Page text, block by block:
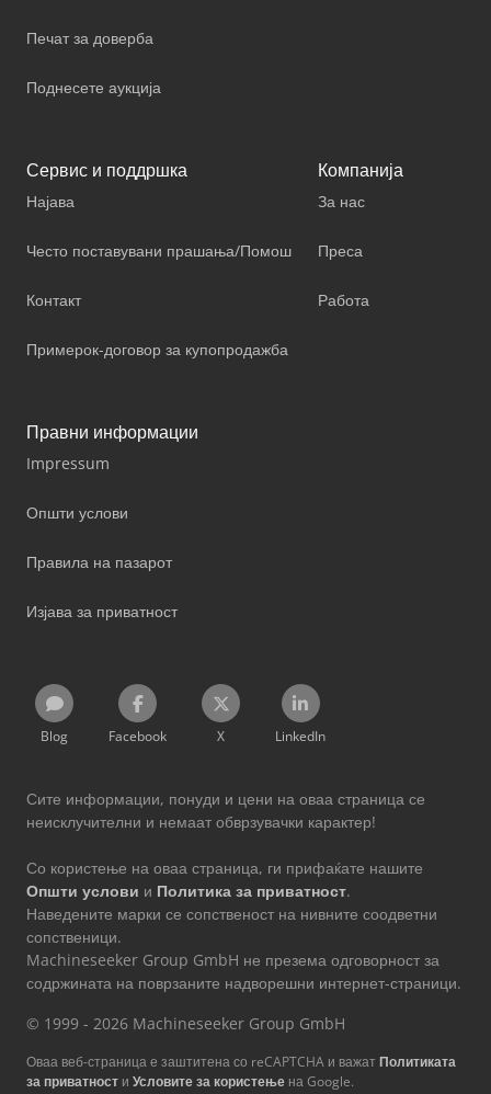
Печат за доверба
Поднесете аукција
Сервис и поддршка
Најава
Често поставувани прашања/Помош
Контакт
Примерок-договор за купопродажба
Компанија
За нас
Преса
Работа
Правни информации
Impressum
Општи услови
Правила на пазарот
Изјава за приватност
Blog Facebook X LinkedIn
Сите информации, понуди и цени на оваа страница се
неисклучителни и немаат обврзувачки карактер!
Со користење на оваа страница, ги прифаќате нашите
Општи услови и Политика за приватност.
Наведените марки се сопственост на нивните соодветни
сопственици.
Machineseeker Group GmbH не презема одговорност за
содржината на поврзаните надворешни интернет-страници.
© 1999 - 2026 Machineseeker Group GmbH
Оваа веб-страница е заштитена со reCAPTCHA и важат Политиката
за приватност и Условите за користење на Google.